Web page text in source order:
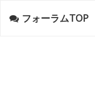
フォーラムTOP